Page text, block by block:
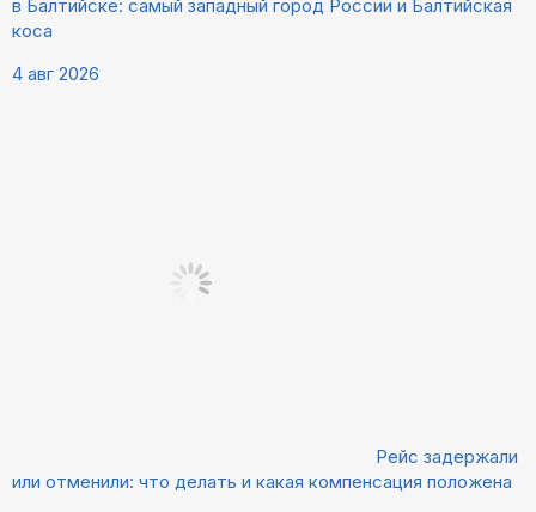
в Балтийске: самый западный город России и Балтийская
коса
4 авг 2026
Рейс задержали
или отменили: что делать и какая компенсация положена